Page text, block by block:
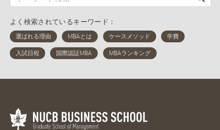
よく検索されているキーワード：